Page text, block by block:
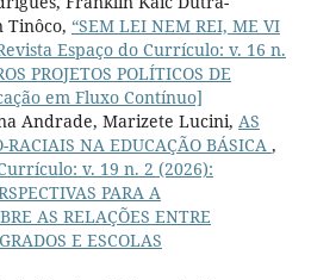
Tinôco, “SEM LEI NEM REI, ME VI
Espaço do Currículo: v. 16 n.
PROJETOS POLÍTICOS DE
em Fluxo Contínuo]
Andrade, Marizete Lucini, AS
RACIAIS NA EDUCAÇÃO BÁSICA ,
v. 19 n. 2 (2026):
PARA A
AS RELAÇÕES ENTRE
E ESCOLAS